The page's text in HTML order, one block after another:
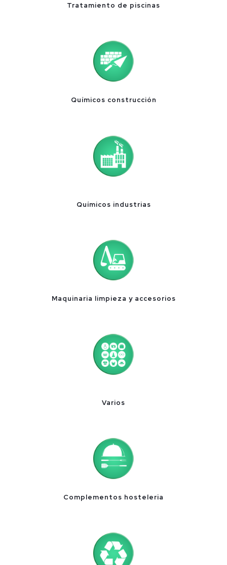
Tratamiento de piscinas
Químicos construcción
Químicos industrias
Maquinaria limpieza y accesorios
Varios
Complementos hosteleria